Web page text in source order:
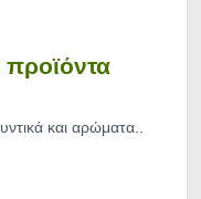
και αρώματα..